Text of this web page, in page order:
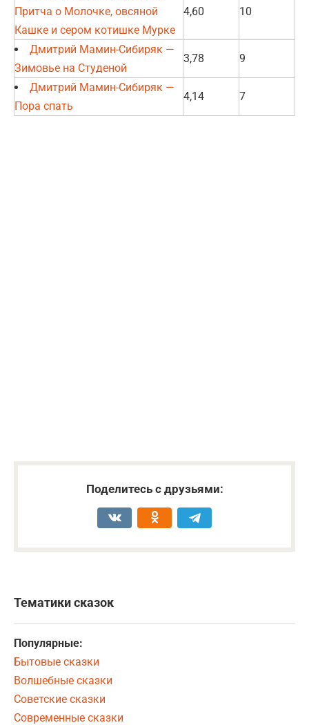
Притча о Молочке, овсяной
Кашке и сером котишке Мурке
4,60 10
Дмитрий Мамин-Сибиряк —
Зимовье на Студеной
3,78 9
Дмитрий Мамин-Сибиряк —
Пора спать
4,14 7
Поделитесь с друзьями:
Тематики сказок
Популярные:
Бытовые сказки
Волшебные сказки
Советские сказки
Современные сказки